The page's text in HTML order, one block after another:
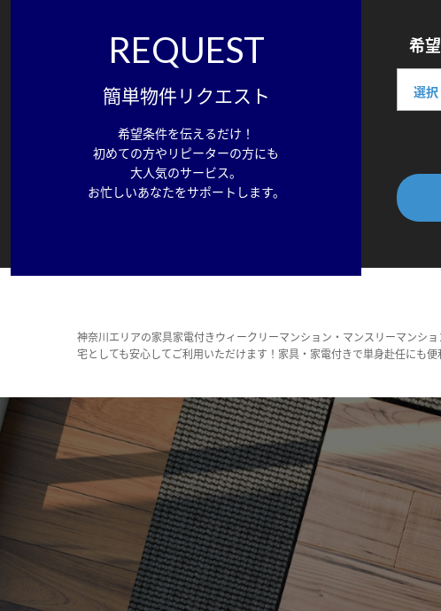
REQUEST
簡単物件リクエスト
希望条件を伝えるだけ！
初めての方やリピーターの方にも
大人気のサービス。
お忙しいあなたをサポートします。
希
神奈川エリアの家具家電付きウィークリーマンション・マンスリーマンシ
宅としても安心してご利用いただけます！家具・家電付きで単身赴任にも便